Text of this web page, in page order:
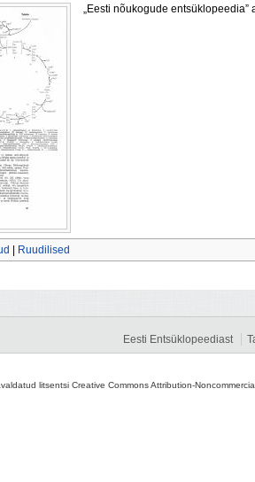
„Eesti nõukogude
Ruudilised
Eesti Entsüklopeediast
litsentsi Creative Commons Attribution-